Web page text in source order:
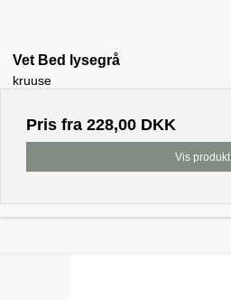
Vet Bed lysegrå
kruuse
Pris fra 228,00 DKK
Vis produkt